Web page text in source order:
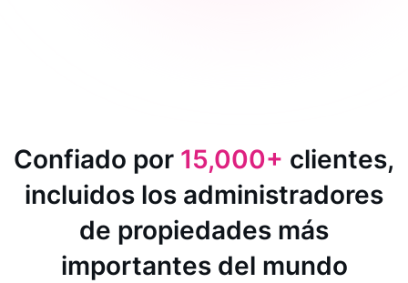
Confiado por 15,000+ clientes,
incluidos los administradores
de propiedades más
importantes del mundo